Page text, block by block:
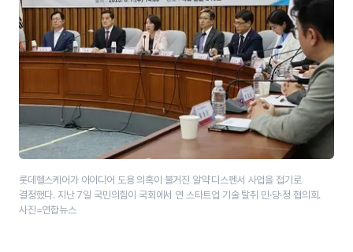
롯데헬스케어가 아이디어 도용 의혹이 불거진 알약 디스펜서 사업을 접기로
결정했다. 지난 7일 국민의힘이 국회에서 연 스타트업 기술 탈취 민·당·​정 협의회.
사진=연합뉴스